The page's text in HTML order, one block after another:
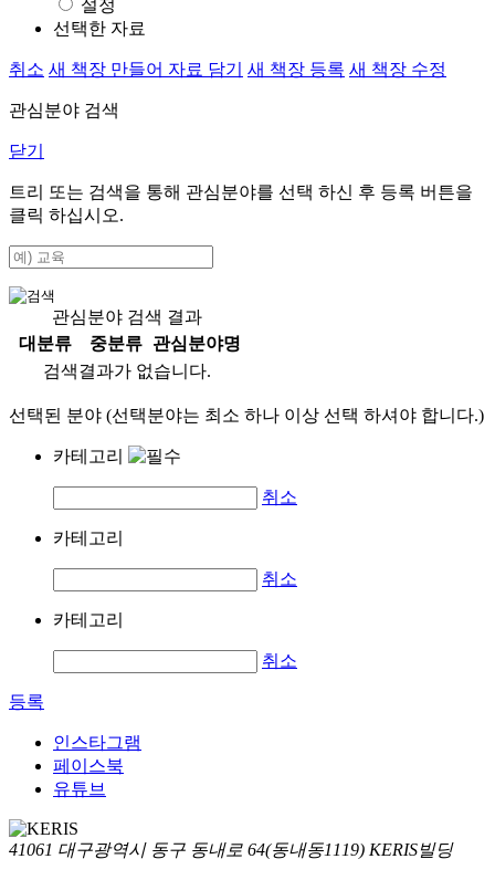
설정
선택한 자료
취소 새 책장 만들어 자료 담기 새 책장 등록 새 책장 수정
관심분야 검색
닫기
트리 또는 검색을 통해 관심분야를 선택 하신 후 등록 버튼을
클릭 하십시오.
관심분야 검색 결과
대분류
중분류
관심분야명
검색결과가 없습니다.
선택된 분야 (선택분야는 최소 하나 이상 선택 하셔야 합니다.)
카테고리
취소
카테고리
취소
카테고리
취소
등록
인스타그램
페이스북
유튜브
41061 대구광역시 동구 동내로 64(동내동1119) KERIS빌딩